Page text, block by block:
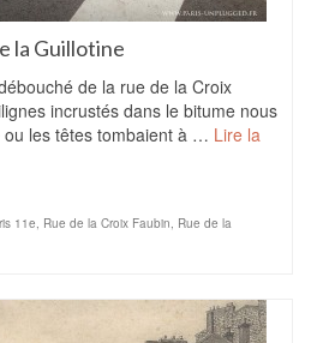
la Guillotine
de la rue de la Croix
incrustés dans le bitume nous
les têtes tombaient à … Lire la
11e, Rue de la Croix Faubin, Rue de la